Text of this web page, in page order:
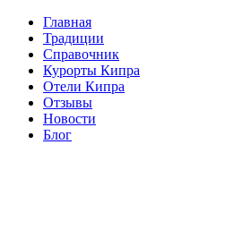
Главная
Традиции
Справочник
Курорты Кипра
Отели Кипра
Отзывы
Новости
Блог